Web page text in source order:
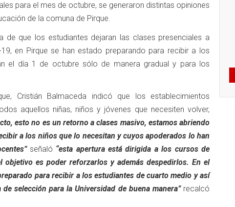
para el mes de octubre, se generaron distintas opiniones
de la comuna de Pirque.
de que los estudiantes dejaran las clases presenciales a
en Pirque se han estado preparando para recibir a los
el día 1 de octubre sólo de manera gradual y para los
Cristián Balmaceda indicó que los establecimientos
aquellos niñas, niños y jóvenes que necesiten volver,
esto no es un retorno a clases masivo, estamos abriendo
a los niños que lo necesitan y cuyos apoderados lo han
señaló “esta apertura está dirigida a los cursos de
objetivo es poder reforzarlos y además despedirlos. En el
para recibir a los estudiantes de cuarto medio y así
selección para la Universidad de buena manera”recalcó